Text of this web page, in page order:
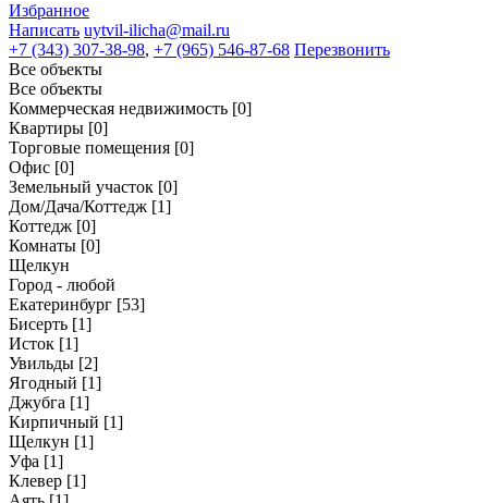
Избранное
Написать uytvil-ilicha@mail.ru
+7 (343) 307-38-98, +7 (965) 546-87-68 Перезвонить
Все объекты
Все объекты
Коммерческая недвижимость [0]
Квартиры [0]
Торговые помещения [0]
Офис [0]
Земельный участок [0]
Дом/Дача/Коттедж [1]
Коттедж [0]
Комнаты [0]
Щелкун
Город - любой
Екатеринбург [53]
Бисерть [1]
Исток [1]
Увильды [2]
Ягодный [1]
Джубга [1]
Кирпичный [1]
Щелкун [1]
Уфа [1]
Клевер [1]